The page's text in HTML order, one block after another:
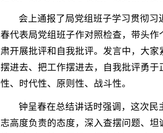
会上通报了局党组班子学习贯彻
春代表局党组班子作对照检查，带头
肃开展批评和自我批评。发言中，大
摆进去、把工作摆进去，自我批评勇
性、时代性、原则性、战斗性。
钟呈春在总结讲话时强调，这次
志高度负责的态度，深入查摆问题、